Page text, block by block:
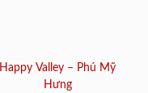
Happy Valley – Phú Mỹ
Hưng